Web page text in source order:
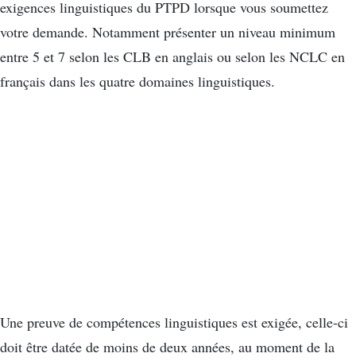
exigences linguistiques du PTPD lorsque vous soumettez
votre demande. Notamment présenter un niveau minimum
entre 5 et 7 selon les CLB en anglais ou selon les NCLC en
français dans les quatre domaines linguistiques.
Une preuve de compétences linguistiques est exigée, celle-ci
doit être datée de moins de deux années, au moment de la